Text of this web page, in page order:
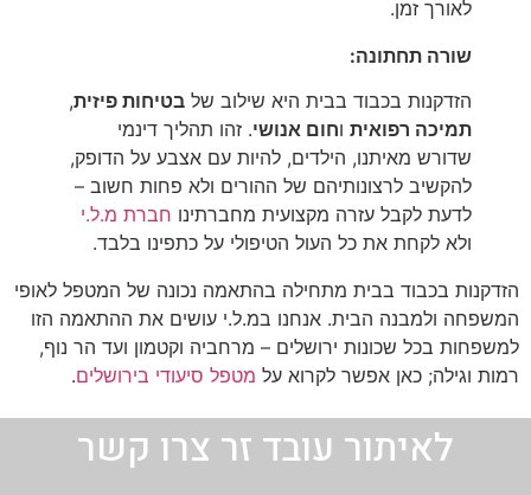
לאורך זמן.
שורה תחתונה:
הזדקנות בכבוד בבית היא שילוב של בטיחות פיזית,
תמיכה רפואית וחום אנושי. זהו תהליך דינמי
שדורש מאיתנו, הילדים, להיות עם אצבע על הדופק,
להקשיב לרצונותיהם של ההורים ולא פחות חשוב –
לדעת לקבל עזרה מקצועית מחברתינו חברת מ.ל.י
ולא לקחת את כל העול הטיפולי על כתפינו בלבד.
הזדקנות בכבוד בבית מתחילה בהתאמה נכונה של המטפל לאופי
המשפחה ולמבנה הבית. אנחנו במ.ל.י עושים את ההתאמה הזו
למשפחות בכל שכונות ירושלים – מרחביה וקטמון ועד הר נוף,
רמות וגילה; כאן אפשר לקרוא על מטפל סיעודי בירושלים.
לאיתור עובד זר צרו קשר